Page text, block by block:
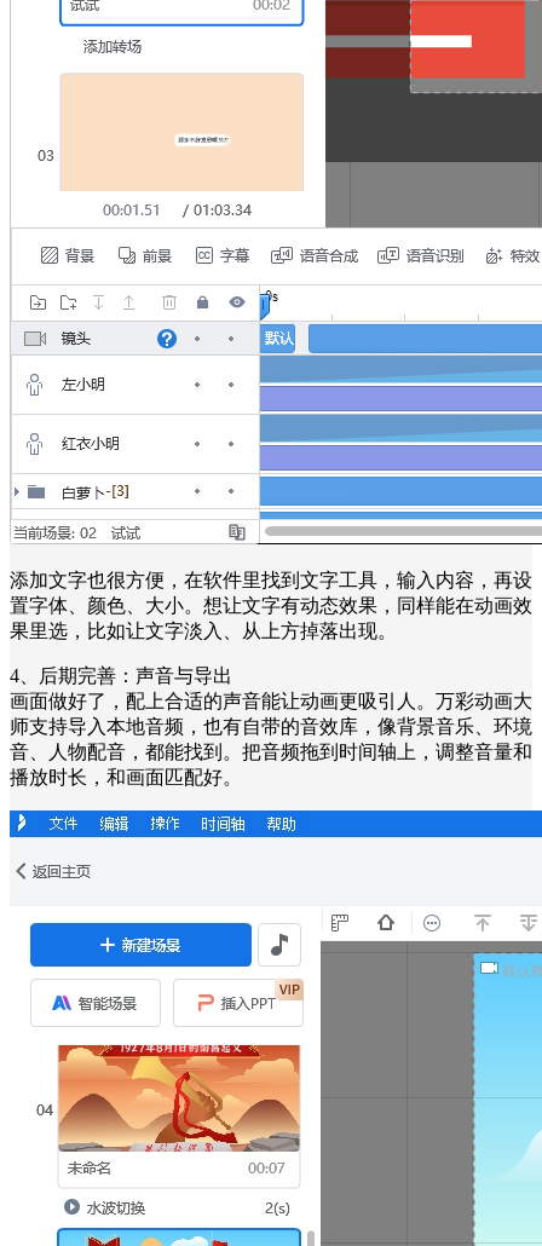
添加文字也很方便，在软件里找到文字工具，输入内容，再设
置字体、颜色、大小。想让文字有动态效果，同样能在动画效
果里选，比如让文字淡入、从上方掉落出现。
4、后期完善：声音与导出
画面做好了，配上合适的声音能让动画更吸引人。万彩动画大
师支持导入本地音频，也有自带的音效库，像背景音乐、环境
音、人物配音，都能找到。把音频拖到时间轴上，调整音量和
播放时长，和画面匹配好。